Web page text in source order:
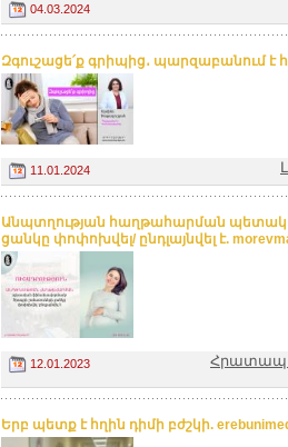
04.03.2024
Զգուշացե՛ք գրիպից․ պարզաբանում
11.01.2024
Անպտղության հաղթահարման
ցանկը փոփոխվել/ ընդլայնվել է.
12.01.2023 Հրատապ
Երբ պետք է հղին դիմի բժշկի.